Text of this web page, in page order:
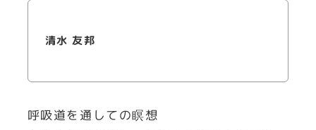
清水 友邦
呼吸道を通しての瞑想